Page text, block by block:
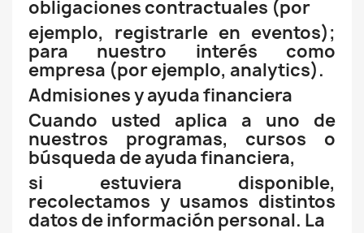
obligaciones contractuales (por
ejemplo, registrarle en eventos);
para nuestro interés como
empresa (por ejemplo, analytics).
Admisiones y ayuda financiera
Cuando usted aplica a uno de
nuestros programas, cursos o
búsqueda de ayuda financiera,
si estuviera disponible,
recolectamos y usamos distintos
datos de información personal. La